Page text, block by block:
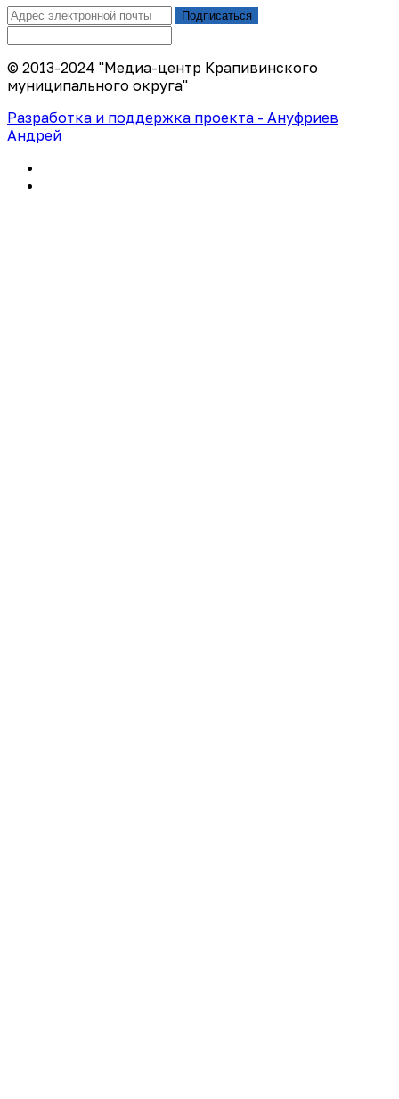
Подписаться
© 2013-2024 "Медиа-центр Крапивинского
муниципального округа"
Разработка и поддержка проекта - Ануфриев
Андрей